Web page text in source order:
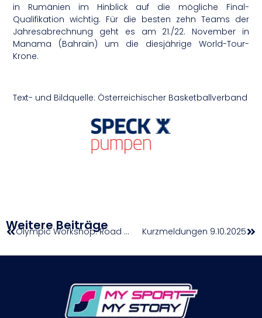
in Rumänien im Hinblick auf die mögliche Final-
Qualifikation wichtig. Für die besten zehn Teams der
Jahresabrechnung geht es am 21./22. November in
Manama (Bahrain) um die diesjährige World-Tour-
Krone.
Text- und Bildquelle: Österreichischer Basketballverband
Weitere Beiträge Olympic Workshop: Road To Los Angeles Kurzmeldungen 9.10.2025